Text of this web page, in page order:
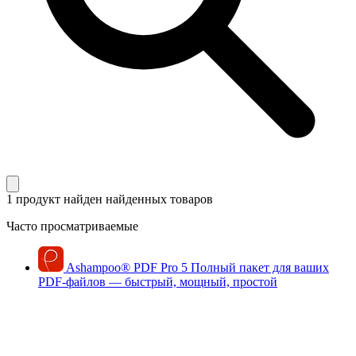
1 продукт найден найденных товаров
Часто просматриваемые
Ashampoo® PDF Pro 5 Полный пакет для ваших
PDF-файлов — быстрый, мощный, простой